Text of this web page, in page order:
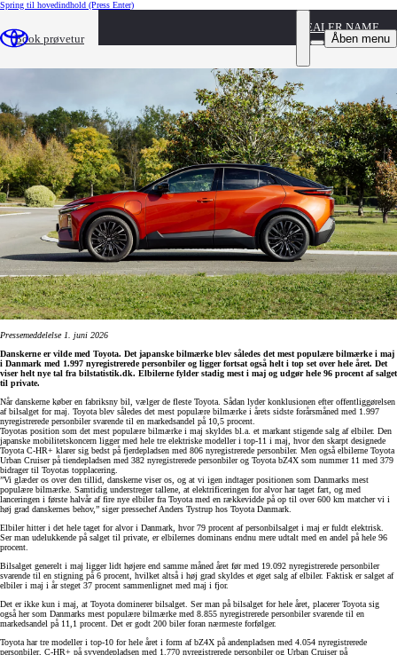
Spring til hovedindhold (Press Enter)
Book prøvetur
DEALER NAME
Åben menu
Toyota mest populære bilmærke i maj
Pressemeddelelse 1. juni 2026
Danskerne er vilde med Toyota. Det japanske bilmærke blev således det mest populære bilmærke i maj
i Danmark med 1.997 nyregistrerede personbiler og ligger fortsat også helt i top set over hele året. Det
viser helt nye tal fra bilstatistik.dk. Elbilerne fylder stadig mest i maj og udgør hele 96 procent af salget
til private.
Når danskerne køber en fabriksny bil, vælger de fleste Toyota. Sådan lyder konklusionen efter offentliggørelsen
af bilsalget for maj. Toyota blev således det mest populære bilmærke i årets sidste forårsmåned med 1.997
nyregistrerede personbiler svarende til en markedsandel på 10,5 procent.
Toyotas position som det mest populære bilmærke i maj skyldes bl.a. et markant stigende salg af elbiler. Den
japanske mobilitetskoncern ligger med hele tre elektriske modeller i top-11 i maj, hvor den skarpt designede
Toyota C-HR+ klarer sig bedst på fjerdepladsen med 806 nyregistrerede personbiler. Men også elbilerne Toyota
Urban Cruiser på tiendepladsen med 382 nyregistrerede personbiler og Toyota bZ4X som nummer 11 med 379
bidrager til Toyotas topplacering.
”Vi glæder os over den tillid, danskerne viser os, og at vi igen indtager positionen som Danmarks mest
populære bilmærke. Samtidig understreger tallene, at elektrificeringen for alvor har taget fart, og med
lanceringen i første halvår af fire nye elbiler fra Toyota med en rækkevidde på op til over 600 km matcher vi i
høj grad danskernes behov,” siger pressechef Anders Tystrup hos Toyota Danmark.
Elbiler hitter i det hele taget for alvor i Danmark, hvor 79 procent af personbilsalget i maj er fuldt elektrisk.
Ser man udelukkende på salget til private, er elbilernes dominans endnu mere udtalt med en andel på hele 96
procent.
Bilsalget generelt i maj ligger lidt højere end samme måned året før med 19.092 nyregistrerede personbiler
svarende til en stigning på 6 procent, hvilket altså i høj grad skyldes et øget salg af elbiler. Faktisk er salget af
elbiler i maj i år steget 37 procent sammenlignet med maj i fjor.
Det er ikke kun i maj, at Toyota dominerer bilsalget. Ser man på bilsalget for hele året, placerer Toyota sig
også her som Danmarks mest populære bilmærke med 8.855 nyregistrerede personbiler svarende til en
markedsandel på 11,1 procent. Det er godt 200 biler foran nærmeste forfølger.
Toyota har tre modeller i top-10 for hele året i form af bZ4X på andenpladsen med 4.054 nyregistrerede
personbiler, C-HR+ på syvendepladsen med 1.770 nyregistrerede personbiler og Urban Cruiser på